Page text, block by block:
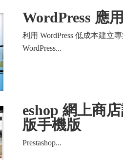
WordPress 應
利用 WordPress 低成本建立
WordPress...
eshop 網上商
版手機版
Prestashop...